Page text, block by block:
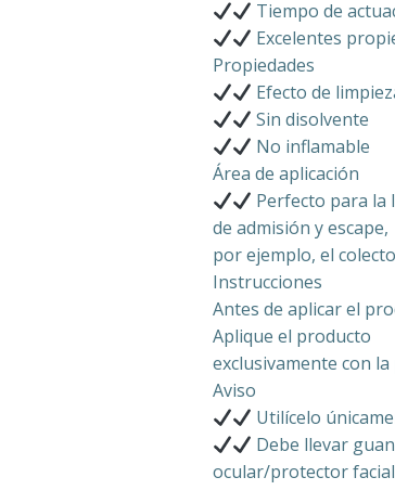
Tiempo de
Excelentes
Propiedades
Efecto de
Sin disolvente
No inflamable
Área de aplicación
Perfecto para la
de admisión y escape,
por ejemplo, el
Instrucciones
Antes de aplicar el
Aplique el producto
exclusivamente con
Aviso
Utilícelo
Debe llevar
ocular/protector